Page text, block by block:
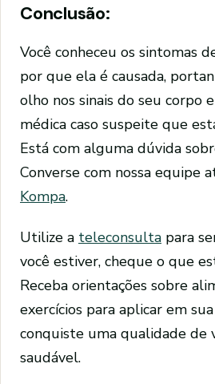
Conclusão:
Você conheceu os sintomas
por que ela é causada,
olho nos sinais do seu corpo
médica caso suspeite que
Está com alguma dúvida
Converse com nossa equipe
Kompa.
Utilize a teleconsulta para
você estiver, cheque o que
Receba orientações sobre
exercícios para aplicar em
conquiste uma qualidade de
saudável.